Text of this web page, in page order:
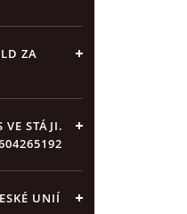
ZA
STÁJI.
UNIÍ